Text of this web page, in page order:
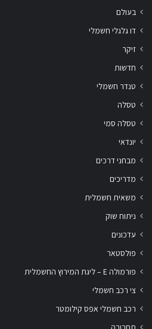
בעולם
דו גלגלי חשמלי
זיקר
חדשות
טנדר חשמלי
טסלה
טסלה סמי
יונדאי
מבחני דרכים
מדריכים
משאית חשמלית
ניתוח שוק
עדכונים
פולסטאר
פורמולה E – ליגת המירוץ החשמלית
צי רכב חשמלי
רכב חשמלי אפס קילומטר